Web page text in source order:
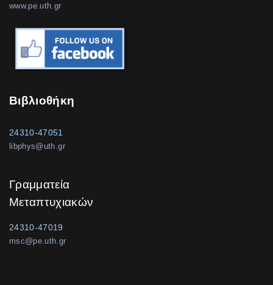
www.pe.uth.gr
Βιβλιοθήκη
24310-47051
libphys@uth.gr
Γραμματεία
Μεταπτυχιακών
24310-47019
msc@pe.uth.gr